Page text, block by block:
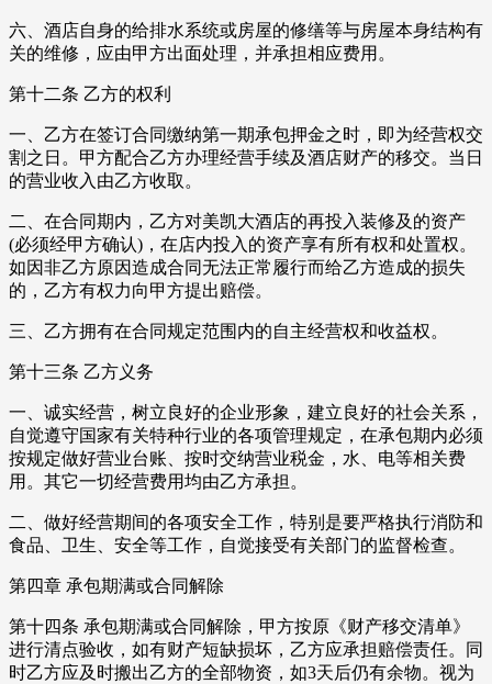
六、酒店自身的给排水系统或房屋的修缮等与房屋本身结构有
关的维修，应由甲方出面处理，并承担相应费用。
第十二条 乙方的权利
一、乙方在签订合同缴纳第一期承包押金之时，即为经营权交
割之日。甲方配合乙方办理经营手续及酒店财产的移交。当日
的营业收入由乙方收取。
二、在合同期内，乙方对美凯大酒店的再投入装修及的资产
(必须经甲方确认)，在店内投入的资产享有所有权和处置权。
如因非乙方原因造成合同无法正常履行而给乙方造成的损失
的，乙方有权力向甲方提出赔偿。
三、乙方拥有在合同规定范围内的自主经营权和收益权。
第十三条 乙方义务
一、诚实经营，树立良好的企业形象，建立良好的社会关系，
自觉遵守国家有关特种行业的各项管理规定，在承包期内必须
按规定做好营业台账、按时交纳营业税金，水、电等相关费
用。其它一切经营费用均由乙方承担。
二、做好经营期间的各项安全工作，特别是要严格执行消防和
食品、卫生、安全等工作，自觉接受有关部门的监督检查。
第四章 承包期满或合同解除
第十四条 承包期满或合同解除，甲方按原《财产移交清单》
进行清点验收，如有财产短缺损坏，乙方应承担赔偿责任。同
时乙方应及时搬出乙方的全部物资，如3天后仍有余物。视为